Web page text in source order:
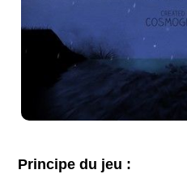
Principe du jeu :